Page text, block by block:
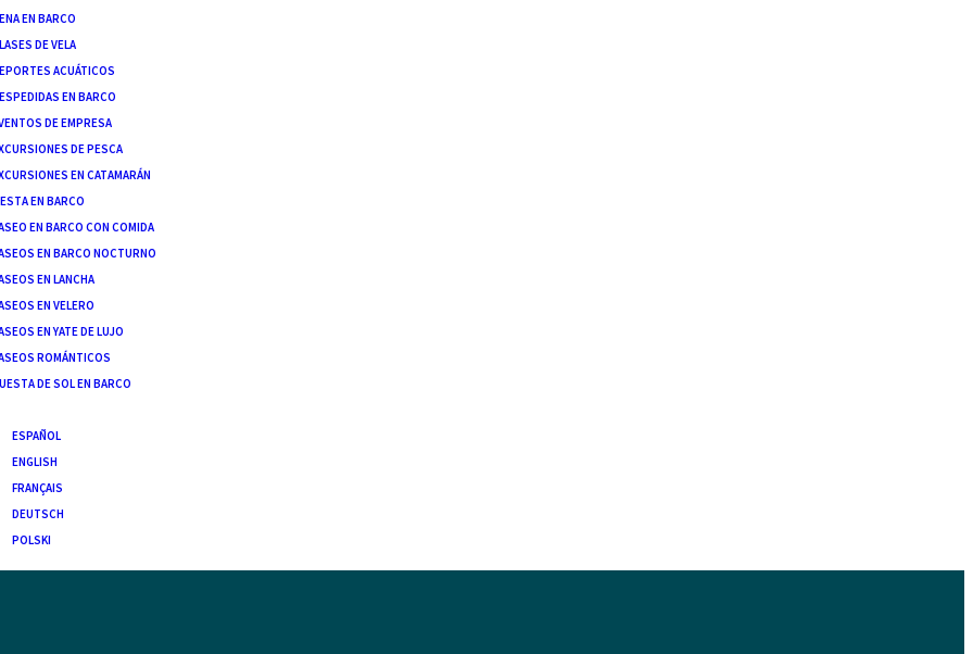
EN BARCO
DE VELA
ACUÁTICOS
EN BARCO
DE EMPRESA
DE PESCA
EN CATAMARÁN
EN BARCO
EN BARCO CON COMIDA
EN BARCO NOCTURNO
EN LANCHA
EN VELERO
EN YATE DE LUJO
ROMÁNTICOS
DE SOL EN BARCO
ESPAÑOL
ENGLISH
FRANÇAIS
DEUTSCH
POLSKI